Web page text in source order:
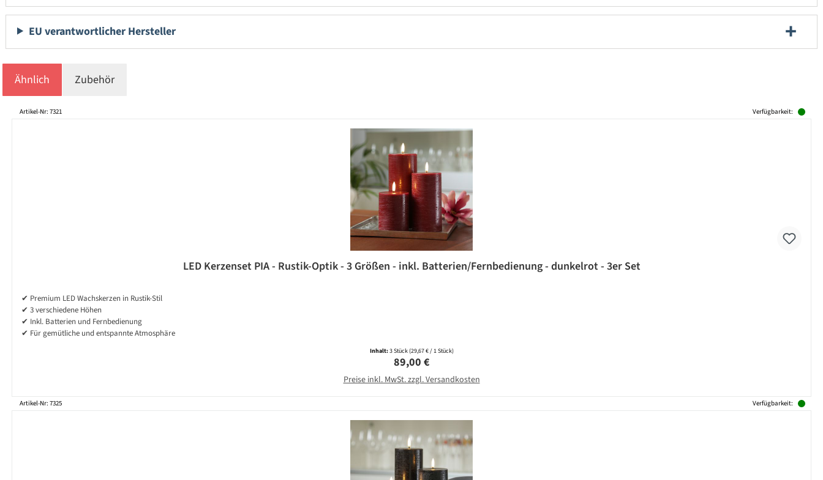
EU verantwortlicher Hersteller
Ähnlich Zubehör
Produktgalerie überspringen
Artikel-Nr: 7321 Verfügbarkeit:
LED Kerzenset PIA - Rustik-Optik - 3 Größen - inkl. Batterien/Fernbedienung - dunkelrot - 3er Set
✔ Premium LED Wachskerzen in Rustik-Stil
✔ 3 verschiedene Höhen
✔ Inkl. Batterien und Fernbedienung
✔ Für gemütliche und entspannte Atmosphäre
Inhalt:3 Stück(29,67 € / 1 Stück)
Regulärer Preis:
89,00 €
Preise inkl. MwSt. zzgl. Versandkosten
Artikel-Nr: 7325 Verfügbarkeit: